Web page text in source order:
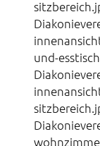
und-